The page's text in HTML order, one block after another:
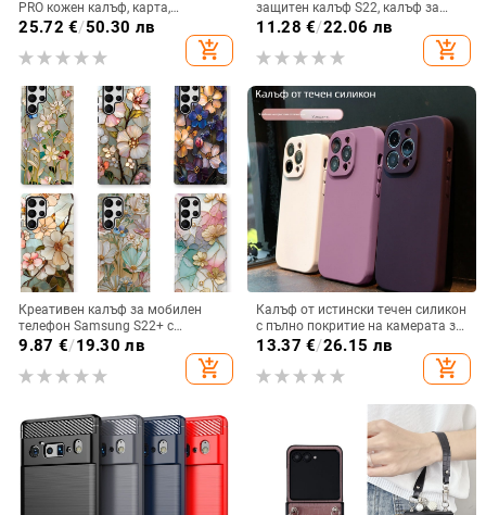
PRO кожен калъф, карта,
оксфордски плат, найлонов плат,
мобилен телефон
25.72 €/50.30 лв
add_shopping_cart
защитен калъф S22, калъф за
мобилен телефон Edge Drill, S24,
прозрачен магнитен държач със
стрази A56, брокат против
11.28 €/22.06 лв
add_shopping_cart
Креативен калъф за мобилен
телефон Samsung S22+ с
остъклено цвете, защита от
падане, Ultra Film Case за Apple
13
9.87 €/19.30 лв
add_shopping_cart
Калъф от истински течен силикон
с пълно покритие на камерата за
iPhone 14 Pro Max, iPhone 13 Pro
и iPhone 12 — удароустойчив
13.37 €/26.15 лв
add_shopping_cart